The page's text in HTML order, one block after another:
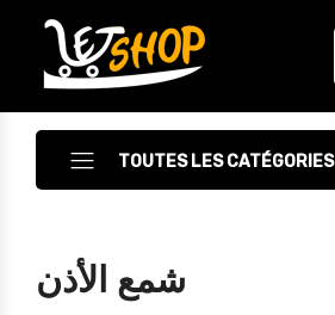
Letshop.dz
TOUTES LES CATÉGORIES
Accessoires
Accessoires Auto/Moto
شمع الأذن